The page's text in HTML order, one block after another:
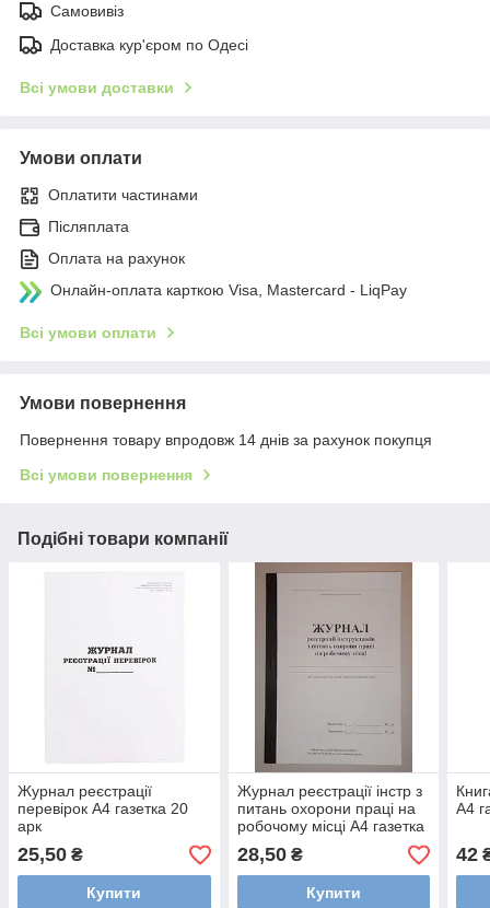
Самовивіз
Доставка кур'єром по Одесі
Всі умови доставки
Умови оплати
Оплатити частинами
Післяплата
Оплата на рахунок
Онлайн-оплата карткою Visa, Mastercard - LiqPay
Всі умови оплати
Умови повернення
Повернення товару впродовж 14 днів за рахунок покупця
Всі умови повернення
Подібні товари компанії
Журнал реєстрації
перевірок А4 газетка 20
арк
25,50 ₴
Купити
Журнал реєстрації інстр з
питань охорони праці на
робочому місці А4 газетка
24 арк
28,50₴
Купити
А4
42